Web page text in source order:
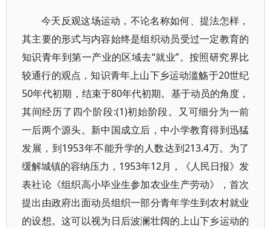
今天反观这场运动，不论名称如何、提法怎样，
其主要的形式与内容始终是组织动员受过一定教育的
知识青年到第一产业的区域去“就业”。按照研究界比
较通行的观点，知识青年上山下乡运动滥觞于20世纪
50年代初期，结束于80年代初期。基于动员的角度，
其间经历了四个阶段:(1)初始阶段。又可细分为一前
一后两个源头。新中国成立后，中小学教育得到迅猛
发展，到1953年不能升学的人数达到213.4万。为了
缓解城镇的容纳压力，1953年12月，《人民日报》发
表社论《组织高小毕业生参加农业生产劳动》，首次
提出由政府出面动员组织一部分青年学生到农村就业
的设想。这可以视为日后波澜壮阔的上山下乡运动的